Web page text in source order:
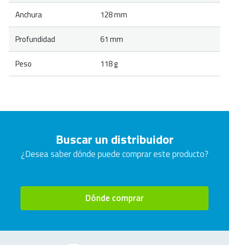
Anchura 128 mm
Profundidad 61 mm
Peso 118 g
Buscar un distribuidor
¿Desea saber dónde puede comprar este producto?
Dónde comprar